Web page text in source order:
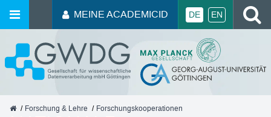
MEINE ACADEMICID DE EN
GWDG
Forschung & Lehre Forschungskooperationen